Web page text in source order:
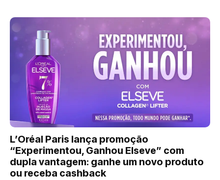
L’Oréal Paris lança promoção
“Experimentou, Ganhou Elseve” com
dupla vantagem: ganhe um novo produto
ou receba cashback